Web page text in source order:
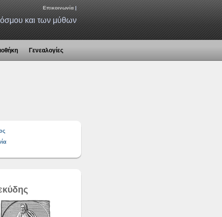
Επικοινωνία |
και των μύθων
Γενεαλογίες